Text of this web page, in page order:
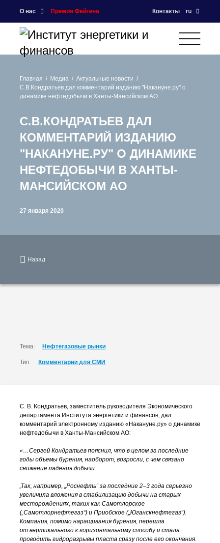
О нас Премия Фейгина Контакты ru
Главная Медиа
Актуальные новости
С.В.Кондратьев дал комментарий изданию "Накануне.ру" о
динамике нефтедобычи в Ханты-Мансийском АО
С.В.КОНДРАТЬЕВ ДАЛ
КОММЕНТАРИЙ ИЗДАНИЮ
"НАКАНУНЕ.РУ" О ДИНАМИКЕ
НЕФТЕДОБЫЧИ В ХАНТЫ-
МАНСИЙСКОМ АО
27 января 2020
Назад
Тема: Нефтегазовые рынки
Тип: Комментарии для СМИ
С. В. Кондратьев, заместитель руководителя Экономического
департамента Института энергетики и финансов, дал
комментарий электронному изданию «Накануне.ру» о динамике
нефтедобычи в Ханты-Мансийском АО:
«…Сергей Кондратьев пояснил, что в целом за последние
годы объемы бурения, наоборот, возросли, с чем связано
снижение падения добычи.
„Так, например, „Роснефть“ за последние 2–3 года серьезно
увеличила вложения в стабилизацию добычи на старых
месторождениях, таких как Самотлорское
(„Самотлорнефтегаз“) и Приобское („Юганскнефтегаз“).
Компания, помимо наращивания бурения, перешла
от вертикального к горизонтальному способу и стала
проводить гидроразрывы пласта сразу после его окончания.